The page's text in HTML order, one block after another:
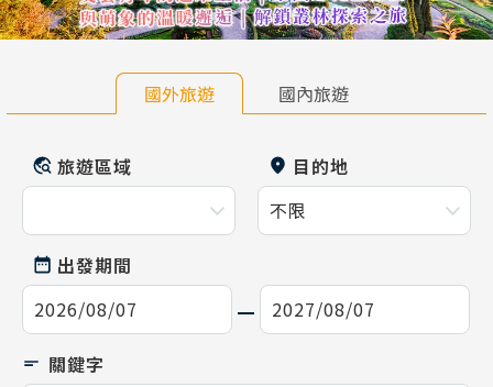
國外旅遊 國內旅遊
旅遊區域 目的地
出發期間